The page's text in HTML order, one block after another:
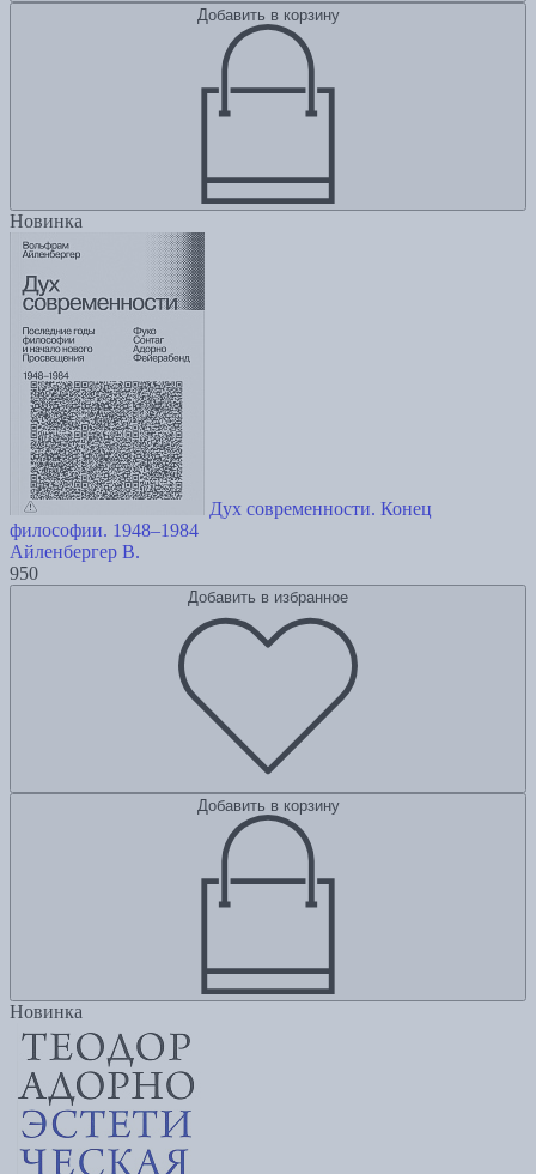
Добавить в корзину
Новинка
Дух современности. Конец
философии. 1948–1984
Айленбергер В.
950
Добавить в избранное
Добавить в корзину
Новинка